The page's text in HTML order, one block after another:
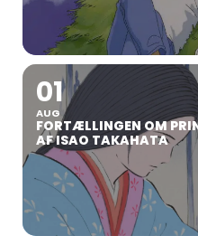
01
AUG
FORTÆLLINGEN OM
AF ISAO TAKAHATA